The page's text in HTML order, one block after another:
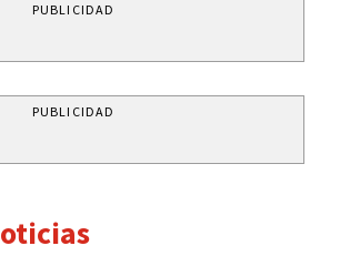
PUBLICIDAD
PUBLICIDAD